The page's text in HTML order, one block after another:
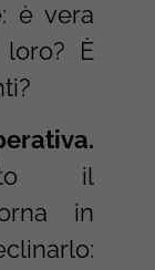
è vera
È
il
in